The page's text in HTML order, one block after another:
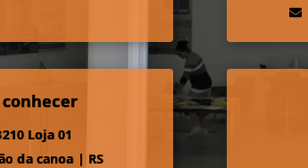
Loja 01
da canoa | RS